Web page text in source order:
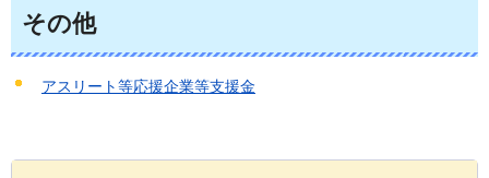
その他
アスリート等応援企業等支援金